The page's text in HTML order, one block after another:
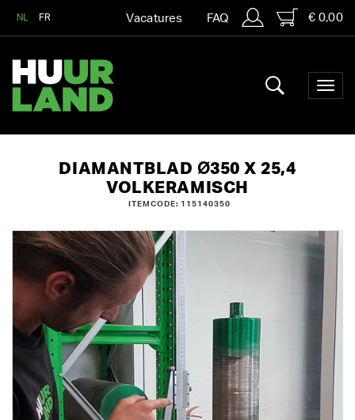
NL FR Vacatures FAQ € 0,00
DIAMANTBLAD Ø350 X 25,4
VOLKERAMISCH
ITEMCODE: 115140350